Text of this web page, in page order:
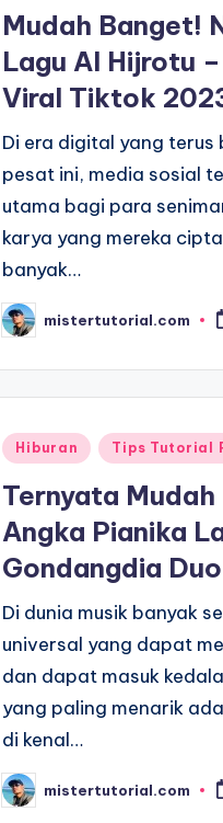
Mudah Banget!
Lagu Al Hijrotu
Viral Tiktok
Di era digital yang terus
pesat ini, media sosial
utama bagi para
karya yang mereka
banyak…
Posted
by
mistertutorial.com
Posted
Hiburan Tips Tutorial
Ternyata
Angka Pianika
Gondangdia
Di dunia musik banyak
universal yang dapat
dan dapat masuk
yang paling menarik
di kenal…
Posted
by
mistertutorial.com